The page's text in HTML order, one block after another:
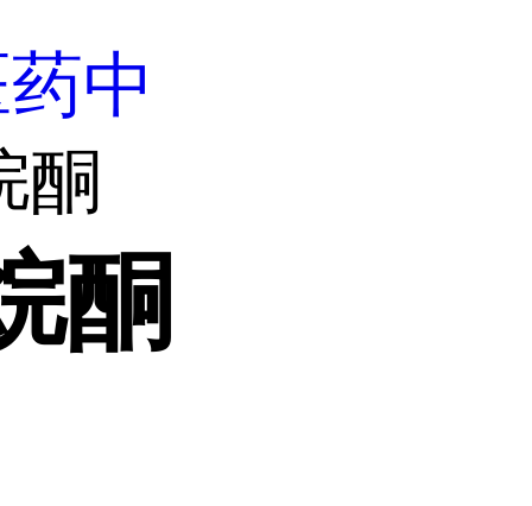
中
酮
酮